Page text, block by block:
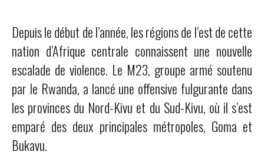
Depuis le début de l’année, les régions de l’est de cette
nation d’Afrique centrale connaissent une nouvelle
escalade de violence. Le M23, groupe armé soutenu
par le Rwanda, a lancé une offensive fulgurante dans
les provinces du Nord-Kivu et du Sud-Kivu, où il s’est
emparé des deux principales métropoles, Goma et
Bukavu.